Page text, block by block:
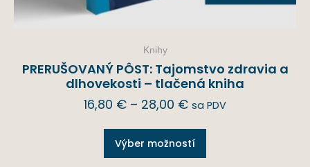
Knihy
PRERUŠOVANÝ PÔST: Tajomstvo zdravia a
dlhovekosti – tlačená kniha
16,80 € – 28,00 € sa PDV
Výber možností